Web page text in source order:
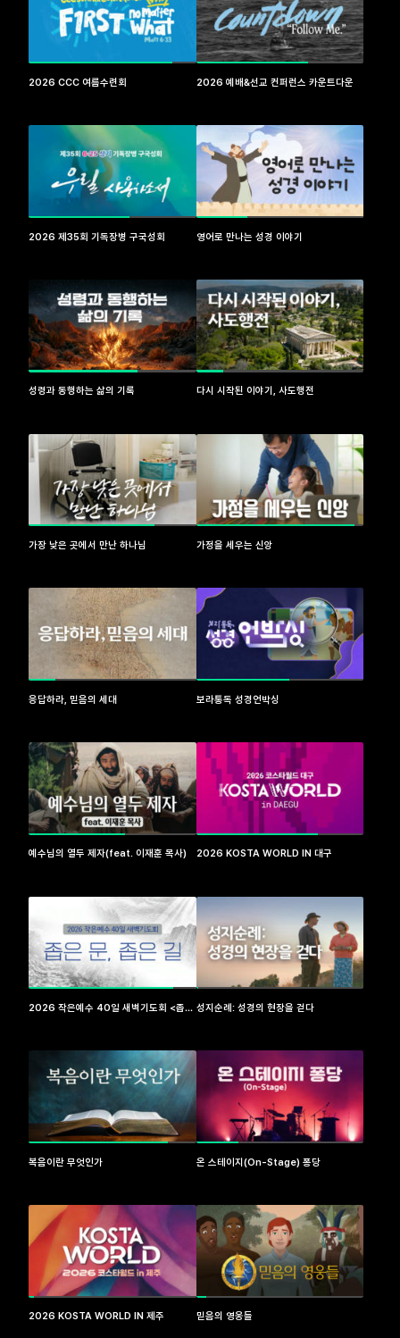
2026 CCC 여름수련회 2026 예배&선교 컨퍼런스 카운트다운
2026 제35회 기독장병 구국성회 영어로 만나는 성경 이야기
성령과 동행하는 삶의 기록 다시 시작된 이야기, 사도행전
가장 낮은 곳에서 만난 하나님 가정을 세우는 신앙
응답하라, 믿음의 세대 보라통독 성경언박싱
예수님의 열두 제자(feat. 이재훈 목사) 2026 KOSTA WORLD IN 대구
2026 작은예수 40일 새벽기도회 <좁은 성지순례: 성경의 현장을 걷다
복음이란 무엇인가 온 스테이지(On-Stage) 퐁당
2026 KOSTA WORLD IN 제주 믿음의 영웅들